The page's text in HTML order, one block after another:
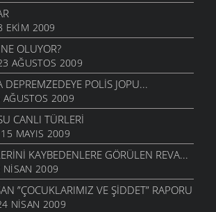
EKIM 2009
OLUYOR?
AĞUSTOS 2009
POLIS JOPU...
2009
CANLI TÜRLERI
MAYIS 2009
KAYBEDENLERE GÖRÜLEN REVA...
2009
”ÇOCUKLARIMIZ VE ŞIDDET” RAPORU
NISAN 2009